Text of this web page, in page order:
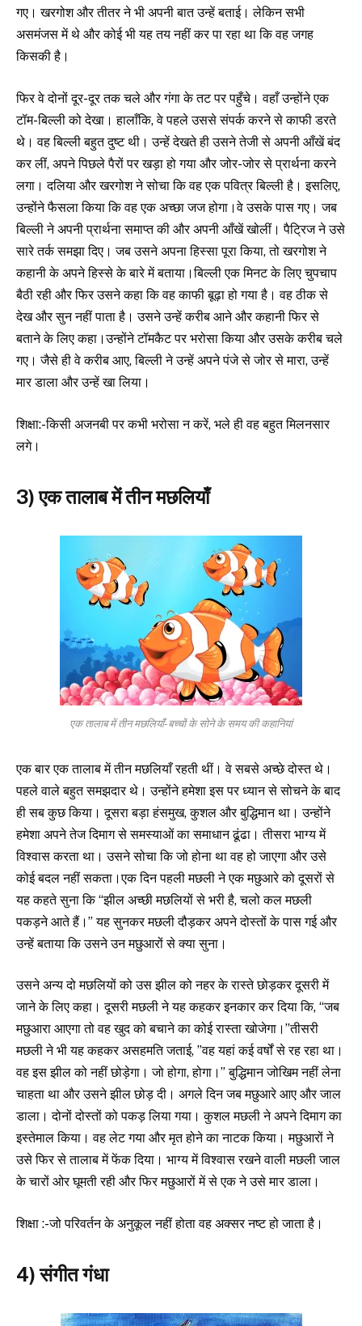
गए। खरगोश और तीतर ने भी अपनी बात उन्हें बताई। लेकिन सभी
असमंजस में थे और कोई भी यह तय नहीं कर पा रहा था कि वह जगह
किसकी है।
फिर वे दोनों दूर-दूर तक चले और गंगा के तट पर पहुँचे। वहाँ उन्होंने एक
टॉम-बिल्ली को देखा। हालाँकि, वे पहले उससे संपर्क करने से काफी डरते
थे। वह बिल्ली बहुत दुष्ट थी। उन्हें देखते ही उसने तेजी से अपनी आँखें बंद
कर लीं, अपने पिछले पैरों पर खड़ा हो गया और जोर-जोर से प्रार्थना करने
लगा। दलिया और खरगोश ने सोचा कि वह एक पवित्र बिल्ली है। इसलिए,
उन्होंने फैसला किया कि वह एक अच्छा जज होगा।वे उसके पास गए। जब
बिल्ली ने अपनी प्रार्थना समाप्त की और अपनी आँखें खोलीं। पैट्रिज ने उसे
सारे तर्क समझा दिए। जब उसने अपना हिस्सा पूरा किया, तो खरगोश ने
कहानी के अपने हिस्से के बारे में बताया।बिल्ली एक मिनट के लिए चुपचाप
बैठी रही और फिर उसने कहा कि वह काफी बूढ़ा हो गया है। वह ठीक से
देख और सुन नहीं पाता है। उसने उन्हें करीब आने और कहानी फिर से
बताने के लिए कहा।उन्होंने टॉमकैट पर भरोसा किया और उसके करीब चले
गए। जैसे ही वे करीब आए, बिल्ली ने उन्हें अपने पंजे से जोर से मारा, उन्हें
मार डाला और उन्हें खा लिया।
शिक्षा:-किसी अजनबी पर कभी भरोसा न करें, भले ही वह बहुत मिलनसार
लगे।
3) एक तालाब में तीन मछलियाँ
एक तालाब में तीन मछलियाँ-बच्चों के सोने के समय की कहानियां
एक बार एक तालाब में तीन मछलियाँ रहती थीं। वे सबसे अच्छे दोस्त थे।
पहले वाले बहुत समझदार थे। उन्होंने हमेशा इस पर ध्यान से सोचने के बाद
ही सब कुछ किया। दूसरा बड़ा हंसमुख, कुशल और बुद्धिमान था। उन्होंने
हमेशा अपने तेज दिमाग से समस्याओं का समाधान ढूंढा। तीसरा भाग्य में
विश्वास करता था। उसने सोचा कि जो होना था वह हो जाएगा और उसे
कोई बदल नहीं सकता।एक दिन पहली मछली ने एक मछुआरे को दूसरों से
यह कहते सुना कि “झील अच्छी मछलियों से भरी है, चलो कल मछली
पकड़ने आते हैं।” यह सुनकर मछली दौड़कर अपने दोस्तों के पास गई और
उन्हें बताया कि उसने उन मछुआरों से क्या सुना।
उसने अन्य दो मछलियों को उस झील को नहर के रास्ते छोड़कर दूसरी में
जाने के लिए कहा। दूसरी मछली ने यह कहकर इनकार कर दिया कि, “जब
मछुआरा आएगा तो वह खुद को बचाने का कोई रास्ता खोजेगा।”तीसरी
मछली ने भी यह कहकर असहमति जताई, ”वह यहां कई वर्षों से रह रहा था।
वह इस झील को नहीं छोड़ेगा। जो होगा, होगा।” बुद्धिमान जोखिम नहीं लेना
चाहता था और उसने झील छोड़ दी। अगले दिन जब मछुआरे आए और जाल
डाला। दोनों दोस्तों को पकड़ लिया गया। कुशल मछली ने अपने दिमाग का
इस्तेमाल किया। वह लेट गया और मृत होने का नाटक किया। मछुआरों ने
उसे फिर से तालाब में फेंक दिया। भाग्य में विश्वास रखने वाली मछली जाल
के चारों ओर घूमती रही और फिर मछुआरों में से एक ने उसे मार डाला।
शिक्षा :-जो परिवर्तन के अनुकूल नहीं होता वह अक्सर नष्ट हो जाता है।
4) संगीत गंधा